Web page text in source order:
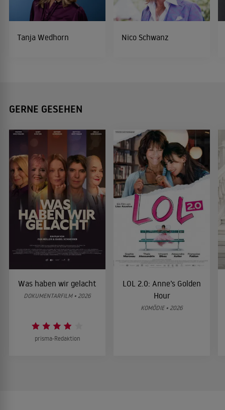
Tanja Wedhorn Nico Schwanz
GERNE GESEHEN
Was haben wir gelacht
DOKUMENTARFILM • 2026
prisma-Redaktion
LOL 2.0: Anne’s Golden
Hour
KOMÖDIE • 2026